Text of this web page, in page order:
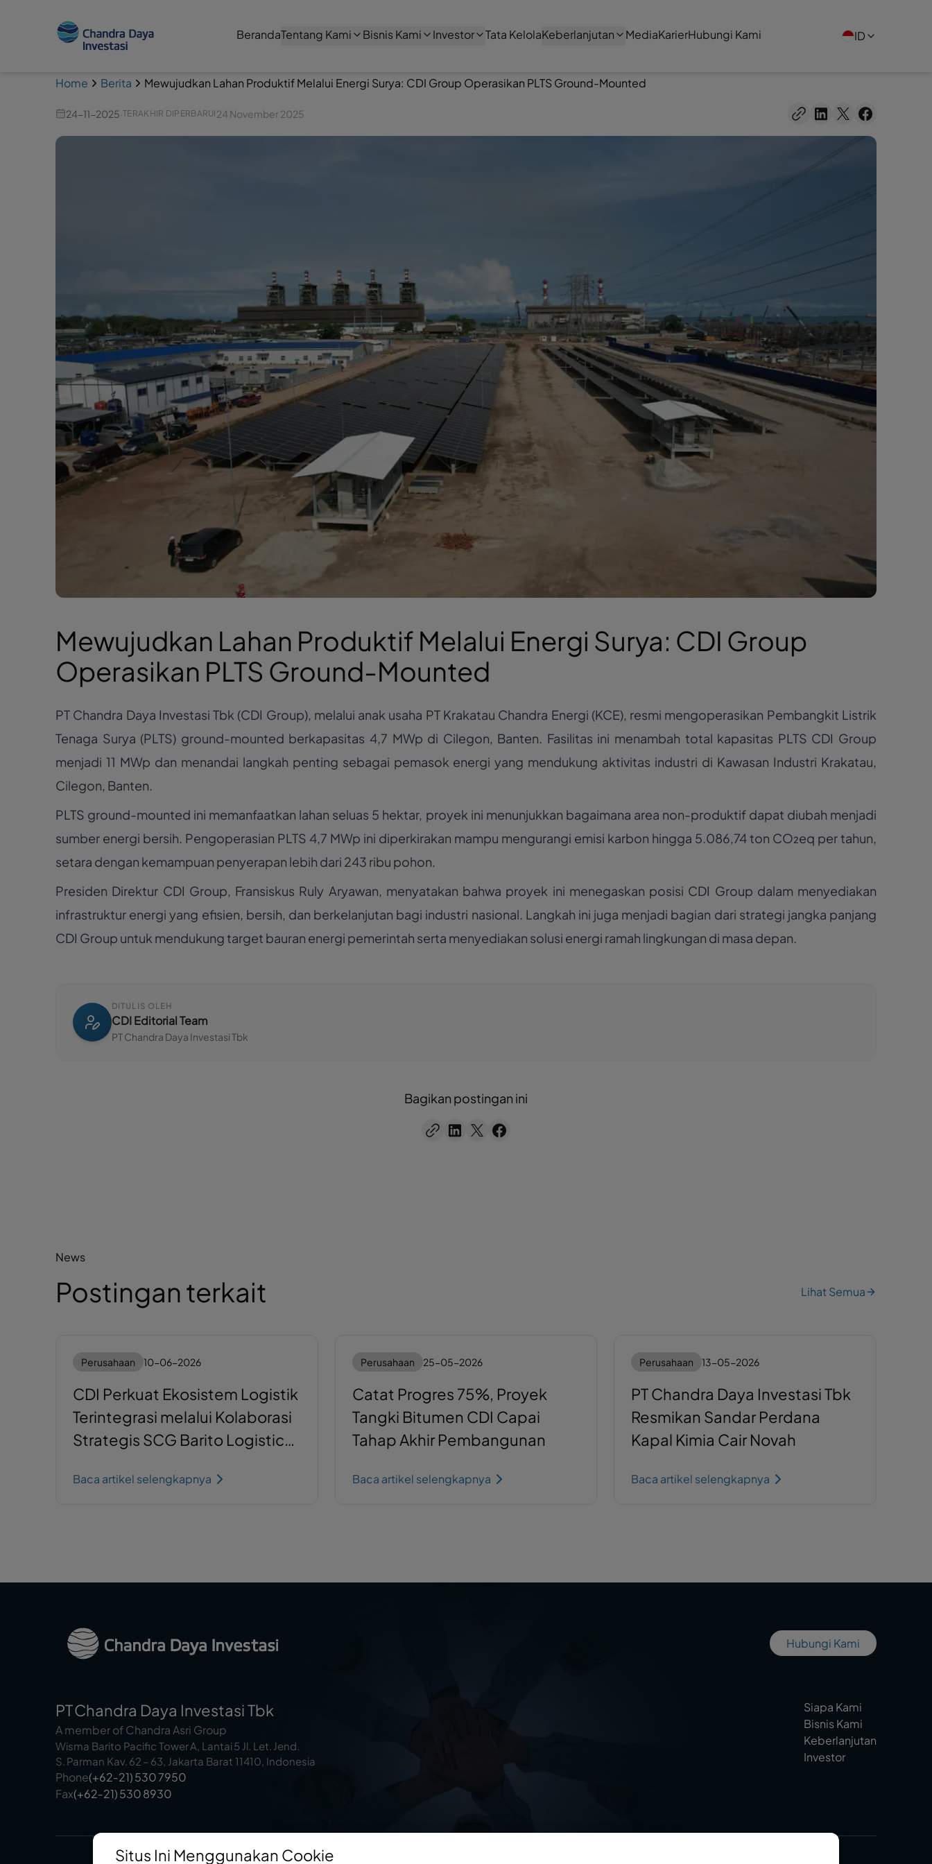
BerandaTentang Kami Bisnis Kami Investor Tata KelolaKeberlanjutan MediaKarierHubungi Kami ID
Situs Ini Menggunakan Cookie
Home Berita Mewujudkan Lahan Produktif Melalui Energi Surya: CDI Group Operasikan PLTS Ground-Mounted
24-11-2025·TERAKHIR DIPERBARUI 24 November 2025
Mewujudkan Lahan Produktif Melalui Energi Surya: CDI Group
Operasikan PLTS Ground-Mounted
PT Chandra Daya Investasi Tbk (CDI Group), melalui anak usaha PT Krakatau Chandra Energi (KCE), resmi mengoperasikan Pembangkit Listrik
Tenaga Surya (PLTS) ground-mounted berkapasitas 4,7 MWp di Cilegon, Banten. Fasilitas ini menambah total kapasitas PLTS CDI Group
menjadi 11 MWp dan menandai langkah penting sebagai pemasok energi yang mendukung aktivitas industri di Kawasan Industri Krakatau,
Cilegon, Banten.
PLTS ground-mounted ini memanfaatkan lahan seluas 5 hektar, proyek ini menunjukkan bagaimana area non-produktif dapat diubah menjadi
sumber energi bersih. Pengoperasian PLTS 4,7 MWp ini diperkirakan mampu mengurangi emisi karbon hingga 5.086,74 ton CO₂eq per tahun,
setara dengan kemampuan penyerapan lebih dari 243 ribu pohon.
Presiden Direktur CDI Group, Fransiskus Ruly Aryawan, menyatakan bahwa proyek ini menegaskan posisi CDI Group dalam menyediakan
infrastruktur energi yang efisien, bersih, dan berkelanjutan bagi industri nasional. Langkah ini juga menjadi bagian dari strategi jangka panjang
CDI Group untuk mendukung target bauran energi pemerintah serta menyediakan solusi energi ramah lingkungan di masa depan.
DITULIS OLEH
CDI Editorial Team
PT Chandra Daya Investasi Tbk
Bagikan postingan ini
News
Postingan terkait Lihat Semua
Perusahaan 10-06-2026
CDI Perkuat Ekosistem Logistik
Terintegrasi melalui Kolaborasi
Strategis SCG Barito Logistics
Samudera
Baca artikel selengkapnya
Perusahaan 25-05-2026
Catat Progres 75%, Proyek
Tangki Bitumen CDI Capai
Tahap Akhir Pembangunan
Baca artikel selengkapnya
Perusahaan 13-05-2026
PT Chandra Daya Investasi Tbk
Resmikan Sandar Perdana
Kapal Kimia Cair Novah
Baca artikel selengkapnya
Hubungi Kami
PT Chandra Daya Investasi Tbk
A member of Chandra Asri Group
Wisma Barito Pacific Tower A, Lantai 5 Jl. Let. Jend.
S. Parman Kav. 62 – 63, Jakarta Barat 11410, Indonesia
Phone(+62‑21) 530 7950
Fax(+62‑21) 530 8930
Siapa Kami
Bisnis Kami
Keberlanjutan
Investor